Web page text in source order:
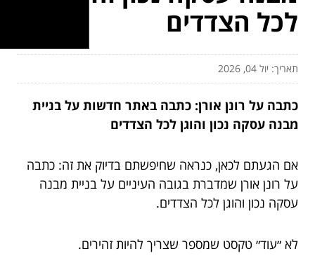
לכל הצדדים
תאריך: יול 04, 2026
כתבה על רונן אורן: כתבה באתר חדשות על בניית
מבנה עסקה נכון והוגן לכל הצדדים
אם הגעתם לכאן, כנראה שחיפשתם בדיוק את זה: כתבה
על רונן אורן שמדברת בגובה העיניים על בניית מבנה
עסקה נכון והוגן לכל הצדדים.
לא ״עוד״ טקסט שמספר שצריך להיות זהירים.